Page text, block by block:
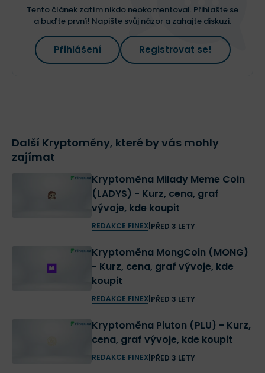
Tento článek zatím nikdo neokomentoval. Přihlašte se
a buďte první! Napište svůj názor a zahajte diskuzi.
Přihlášení Registrovat se!
Další Kryptoměny, které by vás mohly
zajímat
Kryptoměna Milady Meme Coin
(LADYS) - Kurz, cena, graf
vývoje, kde koupit
REDAKCE FINEX| PŘED 3 LETY
Kryptoměna MongCoin (MONG)
- Kurz, cena, graf vývoje, kde
koupit
REDAKCE FINEX| PŘED 3 LETY
Kryptoměna Pluton (PLU) - Kurz,
cena, graf vývoje, kde koupit
REDAKCE FINEX| PŘED 3 LETY